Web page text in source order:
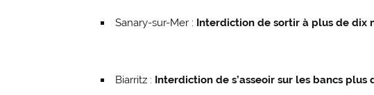
Sanary-sur-Mer : Interdiction de sortir à plus de dix
Biarritz : Interdiction de s’asseoir sur les bancs plus